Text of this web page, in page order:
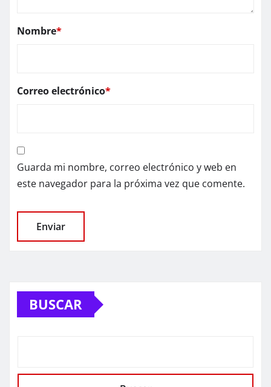
Nombre*
Correo electrónico*
Guarda mi nombre, correo electrónico y web en
este navegador para la próxima vez que comente.
BUSCAR